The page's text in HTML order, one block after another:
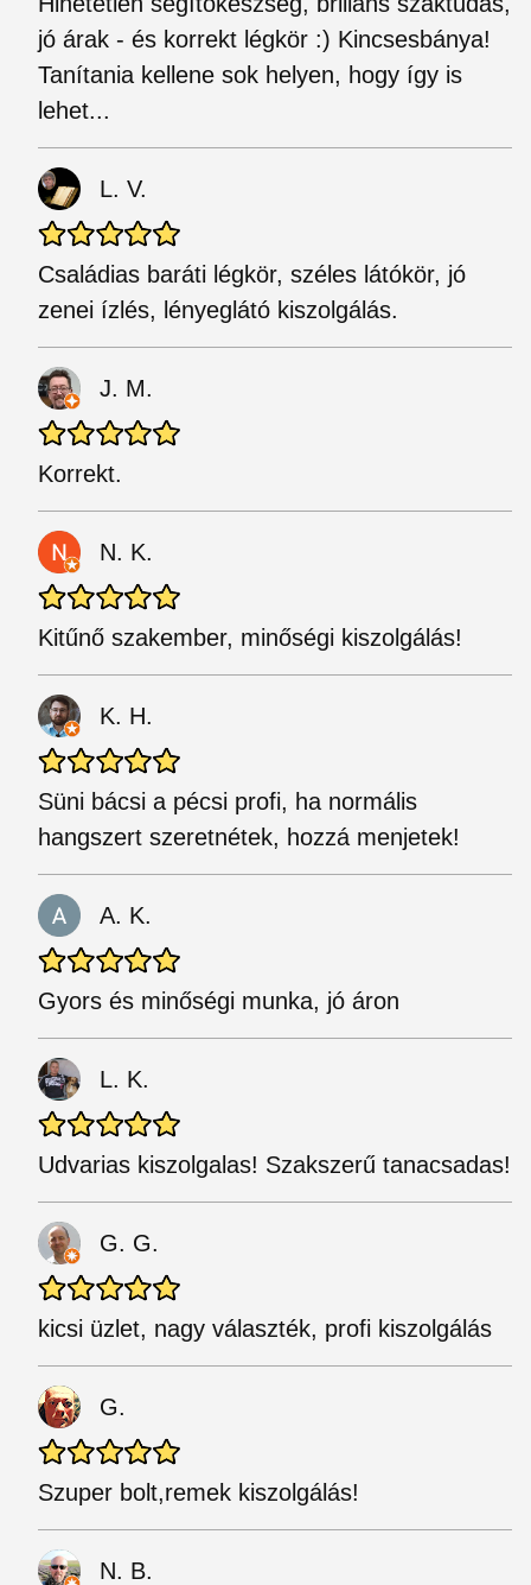
jó árak - és korrekt légkör :) Kincsesbánya!
Tanítania kellene sok helyen, hogy így is
lehet...
L. V.
Családias baráti légkör, széles látókör, jó
zenei ízlés, lényeglátó kiszolgálás.
J. M.
Korrekt.
N. K.
Kitűnő szakember, minőségi kiszolgálás!
K. H.
Süni bácsi a pécsi profi, ha normális
hangszert szeretnétek, hozzá menjetek!
A. K.
Gyors és minőségi munka, jó áron
L. K.
Udvarias kiszolgalas! Szakszerű tanacsadas!
G. G.
kicsi üzlet, nagy választék, profi kiszolgálás
G.
Szuper bolt,remek kiszolgálás!
N. B.